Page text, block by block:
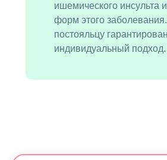
ишемического инсульта
форм этого
постояльцу гарантирован
индивидуальный подход.